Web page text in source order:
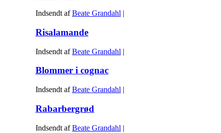
Indsendt afBeate Grandahl |
Risalamande
Indsendt afBeate Grandahl |
Blommer i cognac
Indsendt afBeate Grandahl |
Rabarbergrød
Indsendt afBeate Grandahl |